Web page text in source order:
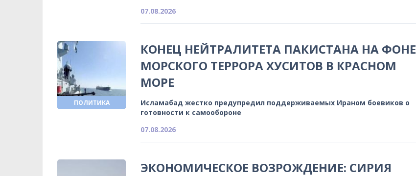
07.08.2026
ПОЛИТИКА
КОНЕЦ НЕЙТРАЛИТЕТА ПАКИСТАНА НА ФОНЕ
МОРСКОГО ТЕРРОРА ХУСИТОВ В КРАСНОМ
МОРЕ
Исламабад жестко предупредил поддерживаемых Ираном боевиков о
готовности к самообороне
07.08.2026
ЭКОНОМИЧЕСКОЕ ВОЗРОЖДЕНИЕ: СИРИЯ